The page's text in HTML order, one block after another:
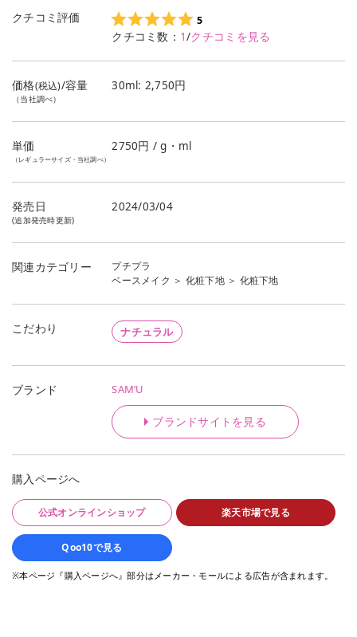
クチコミ評価 5
クチコミ数： 1/クチコミを見る
価格(税込)/容量
（当社調べ）
30ml: 2,750円
単価
（レギュラーサイズ・当社調べ）
2750円 / g・ml
発売日
(追加発売時更新)
2024/03/04
関連カテゴリー
プチプラ
ベースメイク ＞ 化粧下地＞ 化粧下地
こだわり ナチュラル
ブランド SAM’U
ブランドサイトを見る
購入ページへ
公式オンラインショップ 楽天市場で見る
Qoo10で見る
※本ページ『購入ページへ』部分はメーカー・モールによる広告が含まれます。